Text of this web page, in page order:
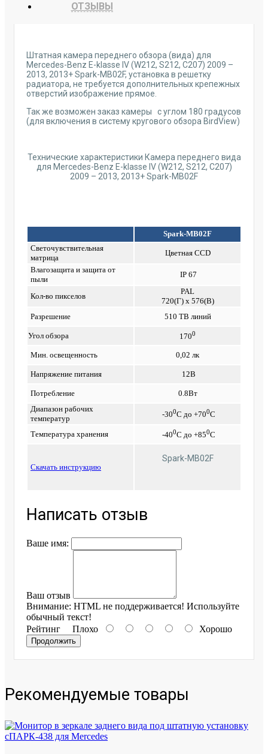
ОТЗЫВЫ
Штатная камера переднего обзора (вида) для
Mercedes-Benz E-klasse IV (W212, S212, C207) 2009 –
2013, 2013+ Spark-MB02F, установка в решетку
радиатора, не требуется дополнительных крепежных
отверстий изображение прямое.
Так же возможен заказ камеры с углом 180 градусов
(для включения в систему кругового обзора BirdView)
Технические характеристики Камера переднего вида
для Mercedes-Benz E-klasse IV (W212, S212, C207)
2009 – 2013, 2013+ Spark-MB02F
Spark-MB02F
Светочувствительная
матрица
Цветная CCD
Влагозащита и защита от
пыли
IP 67
Кол-во пикселов
PAL
720(Г) x 576(В)
Разрешение
510 ТВ линий
Угол обзора 1700
Мин. освещенность 0,02 лк
Напряжение питания 12В
Потребление
0.8Вт
Диапазон рабочих
температур
-300С до +700С
Температура хранения -400С до +850С
Cкачать инструкцию
Spark-MB02F
Написать отзыв
Ваше имя:
Ваш отзыв
Внимание: HTML не поддерживается! Используйте
обычный текст!
Рейтинг Плохо Хорошо
Продолжить
Рекомендуемые товары